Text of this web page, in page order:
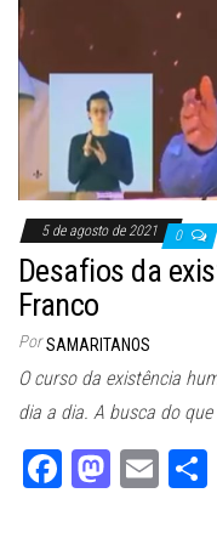
5 de agosto de 2021 0
Desafios da
Franco
Por SAMARITANOS
O curso da existência
dia a dia. A busca do
Fa M
E